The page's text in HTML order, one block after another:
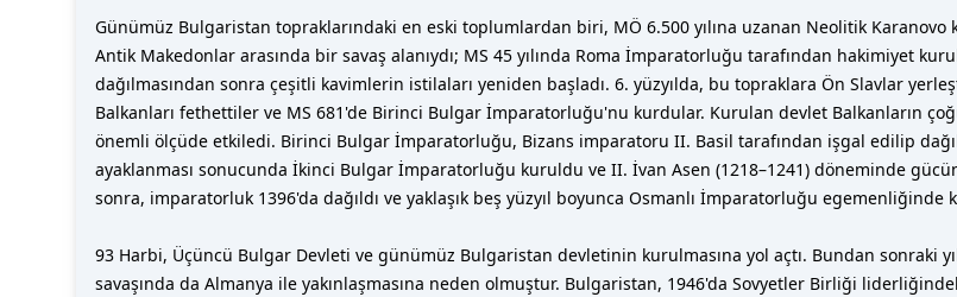
Günümüz Bulgaristan topraklarındaki en eski toplumlardan biri, MÖ 6.500 yılına uzanan Neolitik
Antik Makedonlar arasında bir savaş alanıydı; MS 45 yılında Roma İmparatorluğu tarafından hakimiyet
dağılmasından sonra çeşitli kavimlerin istilaları yeniden başladı. 6. yüzyılda, bu topraklara Ön Slavlar
Balkanları fethettiler ve MS 681'de Birinci Bulgar İmparatorluğu'nu kurdular. Kurulan devlet Balkanların
önemli ölçüde etkiledi. Birinci Bulgar İmparatorluğu, Bizans imparatoru II. Basil tarafından işgal edilip
ayaklanması sonucunda İkinci Bulgar İmparatorluğu kuruldu ve II. İvan Asen (1218–1241) döneminde
sonra, imparatorluk 1396'da dağıldı ve yaklaşık beş yüzyıl boyunca Osmanlı İmparatorluğu egemenliğinde
93 Harbi, Üçüncü Bulgar Devleti ve günümüz Bulgaristan devletinin kurulmasına yol açtı. Bundan sonraki
savaşında da Almanya ile yakınlaşmasına neden olmuştur. Bulgaristan, 1946'da Sovyetler Birliği